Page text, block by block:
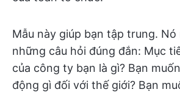
Mẫu này giúp bạn tập trung.
những câu hỏi đúng đắn: Mục
của công ty bạn là gì? Bạn
động gì đối với thế giới? Bạn